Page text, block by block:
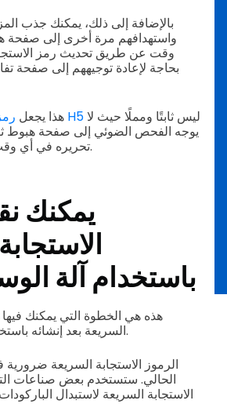
بالإضافة إلى ذلك، يمكنك جذب
واستهدافهم مرة أخرى إلى صفحة
وقت عن طريق تحديث رمز
بحاجة لإعادة توجيههم إلى صفحة
هذا يجعل رمز الاستجابة السريعة H5
يوجه الفحص الضوئي إلى صفحة هبوط
تحريره في أي وقت لجعله أكثر جاذبية.
يمكنك
باستخدام آلة
هذه هي الخطوة التي يمكنك
السريعة بعد إنشائه باستخدام آلة وسم بالليزر.
الرموز الاستجابة السريعة
الحالي. ستستخدم بعض صناعات
الاستجابة السريعة لاستبدال